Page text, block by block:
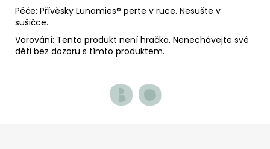
Péče: Přívěsky Lunamies® perte v ruce. Nesušte v
sušičce.
Varování: Tento produkt není hračka. Nenechávejte své
děti bez dozoru s tímto produktem.